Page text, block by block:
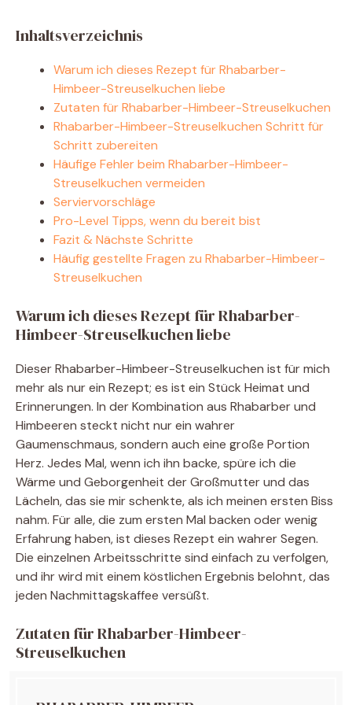
o
Inhaltsverzeichnis
Warum ich dieses Rezept für Rhabarber-
Himbeer-Streuselkuchen liebe
Zutaten für Rhabarber-Himbeer-Streuselkuchen
Rhabarber-Himbeer-Streuselkuchen Schritt für
Schritt zubereiten
Häufige Fehler beim Rhabarber-Himbeer-
Streuselkuchen vermeiden
Serviervorschläge
Pro-Level Tipps, wenn du bereit bist
Fazit & Nächste Schritte
Häufig gestellte Fragen zu Rhabarber-Himbeer-
Streuselkuchen
Warum ich dieses Rezept für Rhabarber-
Himbeer-Streuselkuchen liebe
Dieser Rhabarber-Himbeer-Streuselkuchen ist für mich
mehr als nur ein Rezept; es ist ein Stück Heimat und
Erinnerungen. In der Kombination aus Rhabarber und
Himbeeren steckt nicht nur ein wahrer
Gaumenschmaus, sondern auch eine große Portion
Herz. Jedes Mal, wenn ich ihn backe, spüre ich die
Wärme und Geborgenheit der Großmutter und das
Lächeln, das sie mir schenkte, als ich meinen ersten Biss
nahm. Für alle, die zum ersten Mal backen oder wenig
Erfahrung haben, ist dieses Rezept ein wahrer Segen.
Die einzelnen Arbeitsschritte sind einfach zu verfolgen,
und ihr wird mit einem köstlichen Ergebnis belohnt, das
jeden Nachmittagskaffee versüßt.
Zutaten für Rhabarber-Himbeer-
Streuselkuchen